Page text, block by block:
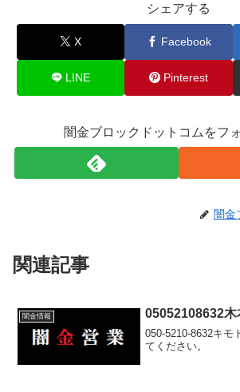
シェアする
X Facebook
LINE Pinterest
闇金ブロックドットコムをフ
闇金
関連記事
闇金情報 05052108632
050-5210-8632キモ
てください。